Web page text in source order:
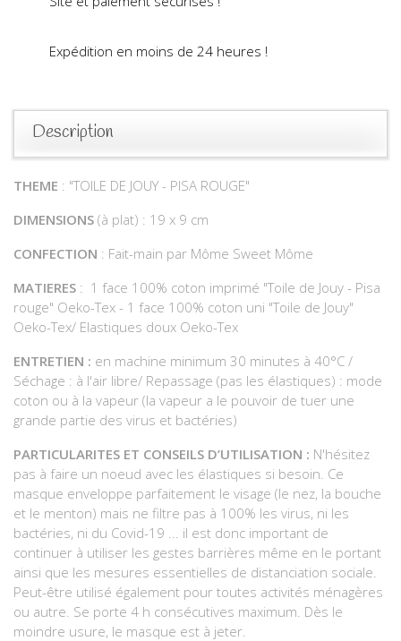
Expédition en moins de 24 heures !
Description
THEME : "TOILE DE JOUY - PISA ROUGE"
DIMENSIONS (à plat) : 19 x 9 cm
CONFECTION : Fait-main par Môme Sweet Môme
MATIERES : 1 face 100% coton imprimé "Toile de Jouy - Pisa
rouge" Oeko-Tex - 1 face 100% coton uni "Toile de Jouy"
Oeko-Tex/ Elastiques doux Oeko-Tex
ENTRETIEN : en machine minimum 30 minutes à 40°C /
Séchage : à l'air libre/ Repassage (pas les élastiques) : mode
coton ou à la vapeur (la vapeur a le pouvoir de tuer une
grande partie des virus et bactéries)
PARTICULARITES ET CONSEILS D’UTILISATION : N'hésitez
pas à faire un noeud avec les élastiques si besoin. Ce
masque enveloppe parfaitement le visage (le nez, la bouche
et le menton) mais ne filtre pas à 100% les virus, ni les
bactéries, ni du Covid-19 ... il est donc important de
continuer à utiliser les gestes barrières même en le portant
ainsi que les mesures essentielles de distanciation sociale.
Peut-être utilisé également pour toutes activités ménagères
ou autre. Se porte 4 h consécutives maximum. Dès le
moindre usure, le masque est à jeter.